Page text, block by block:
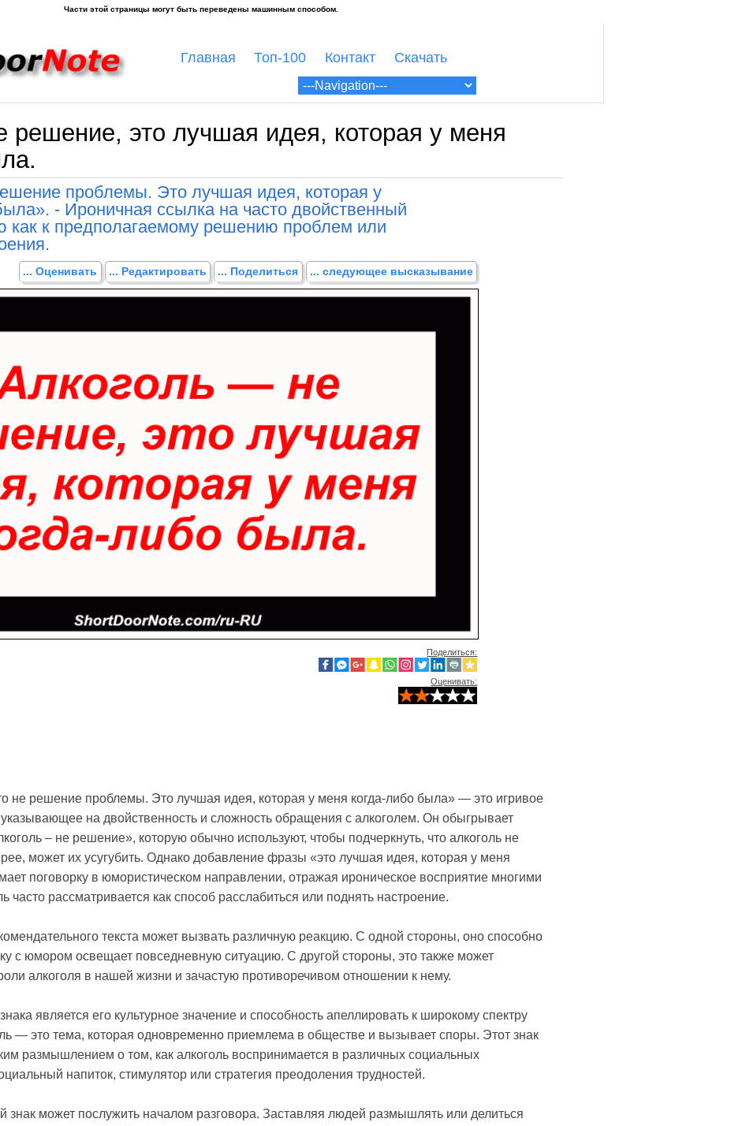
Главная Топ-100 Контакт Скачать
решение, это лучшая идея, которая у меня
проблемы. Это лучшая идея, которая у
- Ироничная ссылка на часто двойственный
как к предполагаемому решению проблем или
... Оценивать ... Редактировать ... Поделиться ... следующее высказывание
Поделиться:
Оценивать:
не решение проблемы. Это лучшая идея, которая у меня когда-либо была» — это игривое
на двойственность и сложность обращения с алкоголем. Он обыгрывает
– не решение», которую обычно используют, чтобы подчеркнуть, что алкоголь не
может их усугубить. Однако добавление фразы «это лучшая идея, которая у меня
поговорку в юмористическом направлении, отражая ироническое восприятие многими
часто рассматривается как способ расслабиться или поднять настроение.
текста может вызвать различную реакцию. С одной стороны, оно способно
с юмором освещает повседневную ситуацию. С другой стороны, это также может
алкоголя в нашей жизни и зачастую противоречивом отношении к нему.
является его культурное значение и способность апеллировать к широкому спектру
— это тема, которая одновременно приемлема в обществе и вызывает споры. Этот знак
размышлением о том, как алкоголь воспринимается в различных социальных
напиток, стимулятор или стратегия преодоления трудностей.
знак может послужить началом разговора. Заставляя людей размышлять или делиться